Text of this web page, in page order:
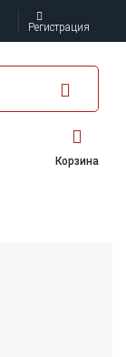
Регистрация
Корзина